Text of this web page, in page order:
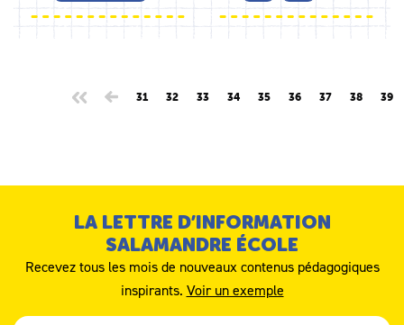
31 32 33 34 35 36 37 38 39
LA LETTRE D’INFORMATION
SALAMANDRE ÉCOLE
Recevez tous les mois de nouveaux contenus pédagogiques
inspirants. Voir un exemple